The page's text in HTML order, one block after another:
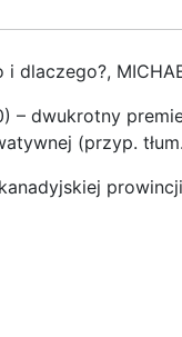
dlaczego?,
– dwukrotny
(przyp.